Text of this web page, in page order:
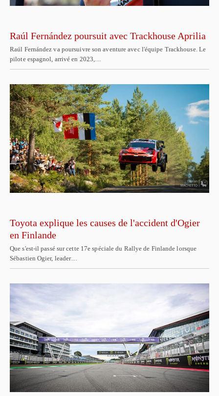
Raúl Fernández poursuit avec Trackhouse Aprilia
Raúl Fernández va poursuivre son aventure avec l'équipe Trackhouse. Le
pilote espagnol, arrivé en 2023,…
Toyota explique les causes de l'accident d'Ogier
en Finlande
Que s'est-il passé sur cette 17e spéciale du Rallye de Finlande lorsque
Sébastien Ogier, leader…